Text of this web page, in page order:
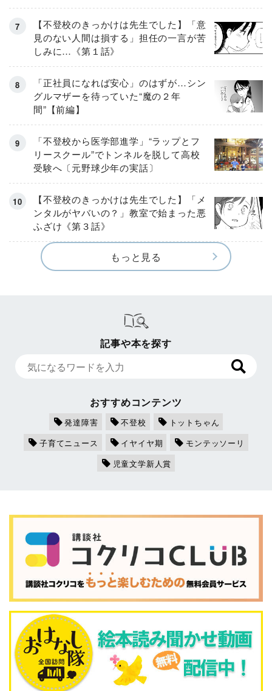
【不登校のきっかけは先生でした】「意
見のない人間は損する」担任の一言が苦
しみに…《第１話》
「正社員になれば安心」のはずが…シン
グルマザーを待っていた“魔の２年
間”【前編】
「不登校から医学部進学」“ラップとフ
リースクール”でトンネルを脱して高校
受験へ〔元野球少年の実話〕
【不登校のきっかけは先生でした】「メ
ンタルがヤバいの？」教室で始まった悪
ふざけ《第３話》
もっと見る
記事や本を探す
おすすめコンテンツ
発達障害 不登校
トットちゃん
子育てニュース
イヤイヤ期
モンテッソーリ
児童文学新人賞